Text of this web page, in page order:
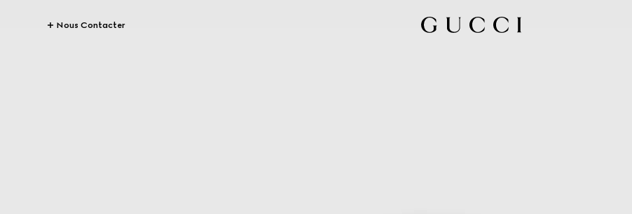
Nous Contacter